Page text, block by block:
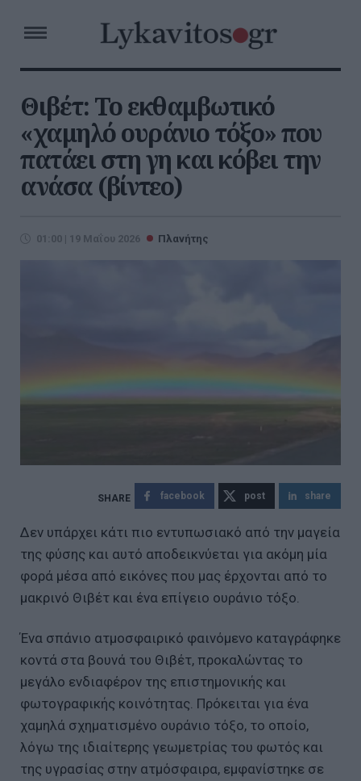
Θιβέτ: Το εκθαμβωτικό
«χαμηλό ουράνιο τόξο» που
πατάει στη γη και κόβει την
ανάσα (βίντεο)
01:00 | 19 Μαΐου 2026 Πλανήτης
facebook post share
Δεν υπάρχει κάτι πιο εντυπωσιακό από την μαγεία
της φύσης και αυτό αποδεικνύεται για ακόμη μία
φορά μέσα από εικόνες που μας έρχονται από το
μακρινό Θιβέτ και ένα επίγειο ουράνιο τόξο.
Ένα σπάνιο ατμοσφαιρικό φαινόμενο καταγράφηκε
κοντά στα βουνά του Θιβέτ, προκαλώντας το
μεγάλο ενδιαφέρον της επιστημονικής και
φωτογραφικής κοινότητας. Πρόκειται για ένα
χαμηλά σχηματισμένο ουράνιο τόξο, το οποίο,
λόγω της ιδιαίτερης γεωμετρίας του φωτός και
της υγρασίας στην ατμόσφαιρα, εμφανίστηκε σε